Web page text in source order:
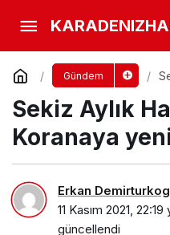
Gündem
Sekiz Aylık
Koranaya
Erkan
11 Kasım 2021, 22:19
güncellendi
Ekmek
Cenazesi geliyor
Yorum Yap